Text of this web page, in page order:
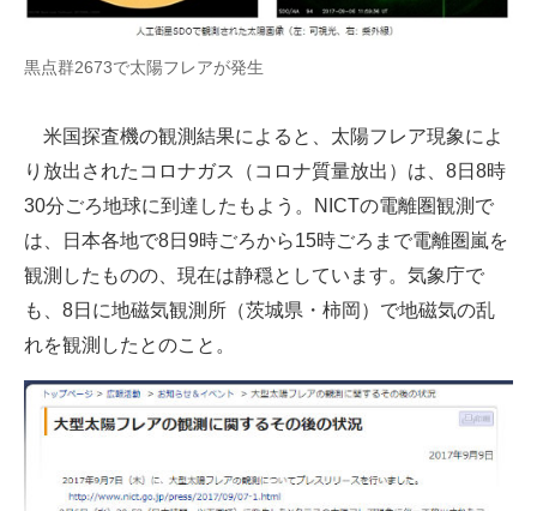
企業ITのトレンドを詳説
経営リーダーのコミュニティ
ITエンジニア向け専門サイト
企業向けIT製品の総合サイト
IT製品の技術・比較・事例
製造業のIT導入・活用を支援
エレクトロニクス専門サイト
電子設計の基本と応用
黒点群2673で太陽フレアが発生
米国探査機の観測結果によると、太陽フレア現象によ
り放出されたコロナガス（コロナ質量放出）は、8日8時
30分ごろ地球に到達したもよう。NICTの電離圏観測で
は、日本各地で8日9時ごろから15時ごろまで電離圏嵐を
観測したものの、現在は静穏としています。気象庁で
も、8日に地磁気観測所（茨城県・柿岡）で地磁気の乱
れを観測したとのこと。